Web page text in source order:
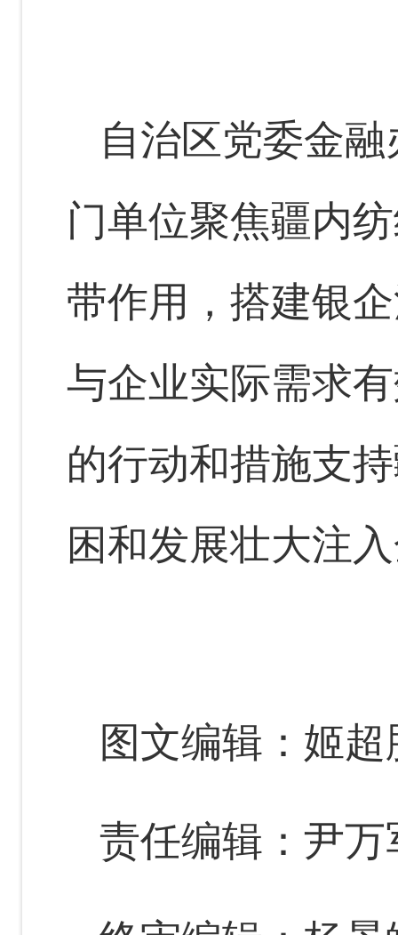
自治区党委金
门单位聚焦疆内
带作用，搭建银
与企业实际需求
的行动和措施支
困和发展壮大注
图文编辑：姬超
责任编辑：尹万